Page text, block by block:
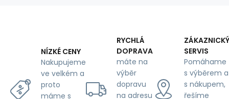
on
red
NÍZKÉ CENY
Nakupujeme
ve velkém a
proto
máme s
RYCHLÁ
DOPRAVA
máte na
výběr
dopravu
na adresu
ZÁKAZNICKÝ
SERVIS
Pomáhame
s výběrem a
s nákupem,
řešíme